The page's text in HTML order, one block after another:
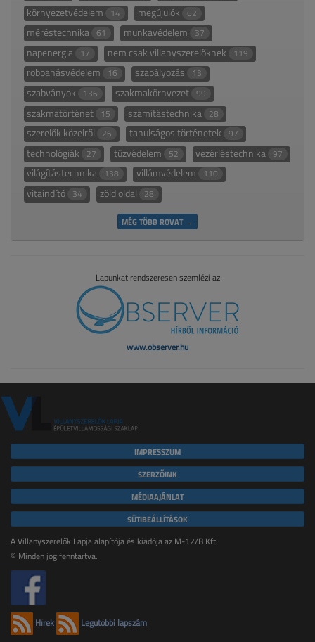
környezetvédelem 14 megújulók 62
méréstechnika 61 munkavédelem 37
napenergia 17 nem csak villanyszerelőknek 119
robbanásvédelem 16 szabályozás 13
szabványok 136 szakmakörnyezet 99
szakmatörténet 15 számítástechnika 28
szerelők közelről 26 tanulságos történetek 97
technológiák 27 tűzvédelem 52 vezérléstechnika 97
világítástechnika 138 villámvédelem 110
vitaindító 34 zöld oldal 28
MÉG TÖBB ROVAT →
Lapunkat rendszeresen szemlézi az
www.observer.hu
IMPRESSZUM
SZERZŐINK
MÉDIAAJÁNLAT
SÜTIBEÁLLÍTÁSOK
A Villanyszerelők Lapja alapítója és kiadója az M-12/B Kft.
© Minden jog fenntartva.
Hírek Legutóbbi lapszám